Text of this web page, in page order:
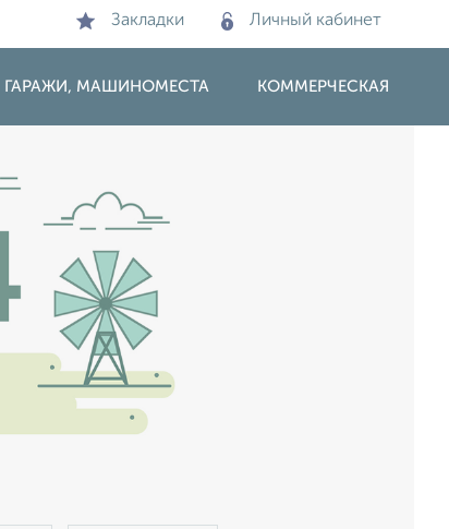
Закладки Личный кабинет
ГАРАЖИ, МАШИНОМЕСТА КОММЕРЧЕСКАЯ